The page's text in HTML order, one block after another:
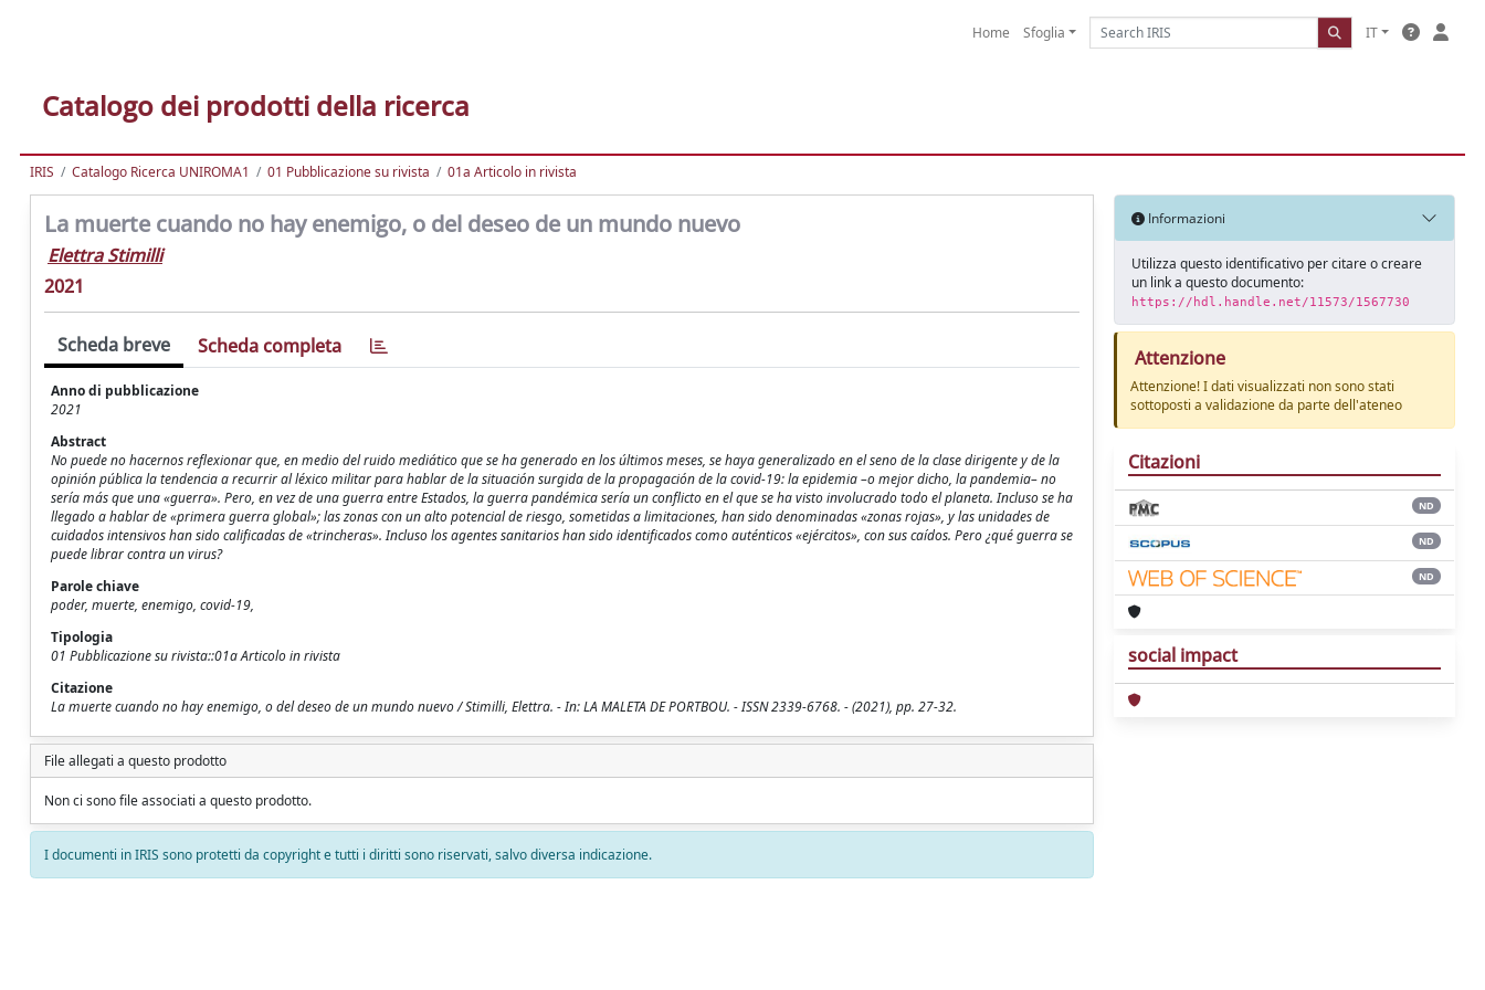
Home Sfoglia IT
Catalogo dei prodotti della ricerca
IRIS Catalogo Ricerca UNIROMA1 01 Pubblicazione su rivista 01a Articolo in rivista
La muerte cuando no hay enemigo, o del deseo de un mundo nuevo
Elettra Stimilli
2021
Scheda breve Scheda completa
Anno di pubblicazione
2021
Abstract
No puede no hacernos reflexionar que, en medio del ruido mediático que se ha generado en los últimos meses, se haya generalizado en el seno de la clase dirigente y de la
opinión pública la tendencia a recurrir al léxico militar para hablar de la situación surgida de la propagación de la covid-19: la epidemia –o mejor dicho, la pandemia– no
sería más que una «guerra». Pero, en vez de una guerra entre Estados, la guerra pandémica sería un conflicto en el que se ha visto involucrado todo el planeta. Incluso se ha
llegado a hablar de «primera guerra global»; las zonas con un alto potencial de riesgo, sometidas a limitaciones, han sido denominadas «zonas rojas», y las unidades de
cuidados intensivos han sido calificadas de «trincheras». Incluso los agentes sanitarios han sido identificados como auténticos «ejércitos», con sus caídos. Pero ¿qué guerra se
puede librar contra un virus?
Parole chiave
poder, muerte, enemigo, covid-19,
Tipologia
01 Pubblicazione su rivista::01a Articolo in rivista
Citazione
La muerte cuando no hay enemigo, o del deseo de un mundo nuevo / Stimilli, Elettra. - In: LA MALETA DE PORTBOU. - ISSN 2339-6768. - (2021), pp. 27-32.
File allegati a questo prodotto
Non ci sono file associati a questo prodotto.
I documenti in IRIS sono protetti da copyright e tutti i diritti sono riservati, salvo diversa indicazione.
Informazioni
Utilizza questo identificativo per citare o creare
un link a questo documento:
https://hdl.handle.net/11573/1567730
Attenzione
Attenzione! I dati visualizzati non sono stati
sottoposti a validazione da parte dell'ateneo
Citazioni
ND
ND
ND
social impact